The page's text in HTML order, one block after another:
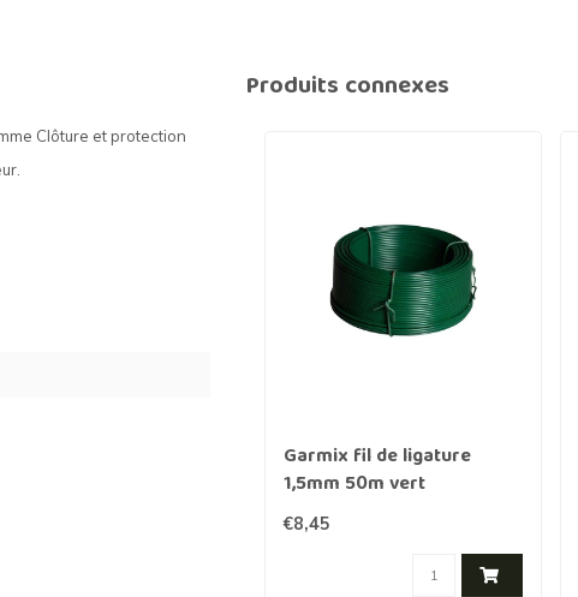
Clôture et protection
Produits connexes
Garmix fil de ligature
1,5mm 50m vert
€8,45